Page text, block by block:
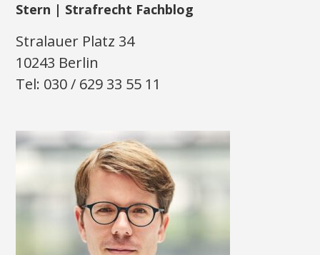
Stern | Strafrecht Fachblog
Stralauer Platz 34
10243 Berlin
Tel: 030 / 629 33 55 11